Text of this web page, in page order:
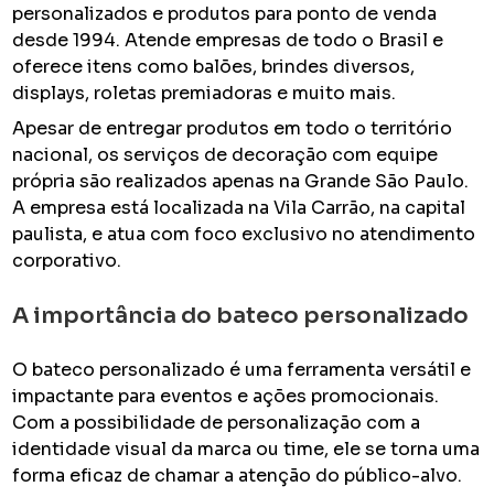
personalizados e produtos para ponto de venda
desde 1994. Atende empresas de todo o Brasil e
oferece itens como balões, brindes diversos,
displays, roletas premiadoras e muito mais.
Apesar de entregar produtos em todo o território
nacional, os serviços de decoração com equipe
própria são realizados apenas na Grande São Paulo.
A empresa está localizada na Vila Carrão, na capital
paulista, e atua com foco exclusivo no atendimento
corporativo.
A importância do bateco personalizado
O bateco personalizado é uma ferramenta versátil e
impactante para eventos e ações promocionais.
Com a possibilidade de personalização com a
identidade visual da marca ou time, ele se torna uma
forma eficaz de chamar a atenção do público-alvo.